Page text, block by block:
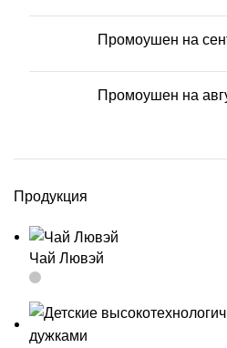
Промоушен на
Промоушен на
Продукция
Чай Лювэй